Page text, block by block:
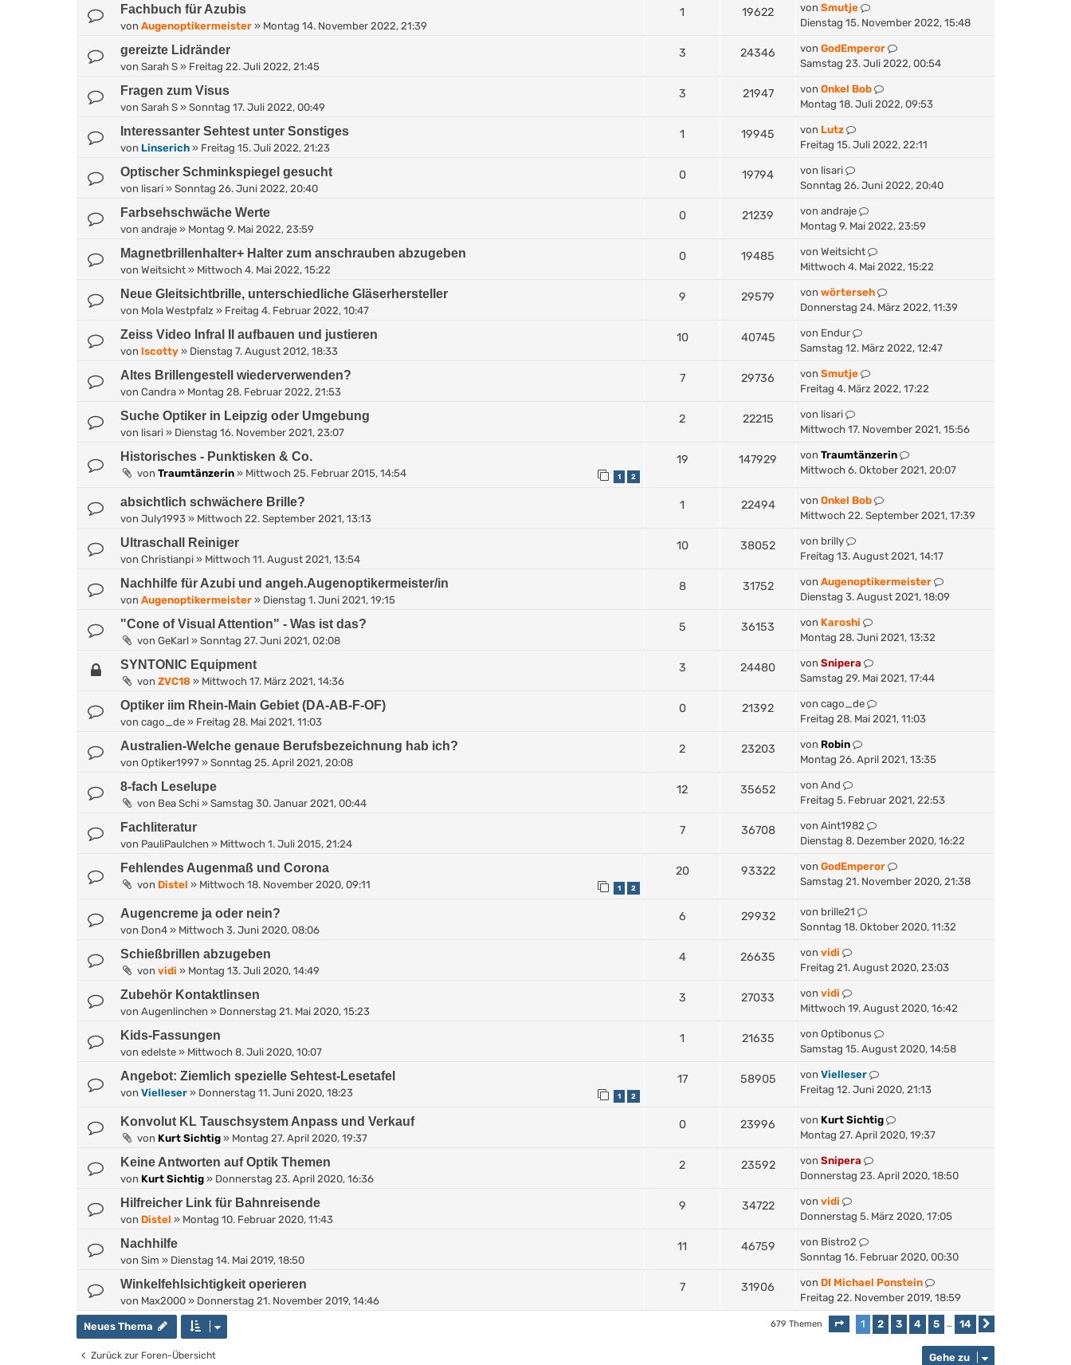
Fachbuch für Azubis
von Augenoptikermeister » Montag 14. November 2022, 21:39
1 19622 von Smutje
Dienstag 15. November 2022, 15:48
gereizte Lidränder
von Sarah S » Freitag 22. Juli 2022, 21:45
3 24346 von GodEmperor
Samstag 23. Juli 2022, 00:54
Fragen zum Visus
von Sarah S » Sonntag 17. Juli 2022, 00:49
3 21947 von Onkel Bob
Montag 18. Juli 2022, 09:53
Interessanter Sehtest unter Sonstiges
von Linserich » Freitag 15. Juli 2022, 21:23
1 19945 von Lutz
Freitag 15. Juli 2022, 22:11
Optischer Schminkspiegel gesucht
von lisari » Sonntag 26. Juni 2022, 20:40
0 19794 von lisari
Sonntag 26. Juni 2022, 20:40
Farbsehschwäche Werte
von andraje » Montag 9. Mai 2022, 23:59
0 21239 von andraje
Montag 9. Mai 2022, 23:59
Magnetbrillenhalter+ Halter zum anschrauben abzugeben
von Weitsicht » Mittwoch 4. Mai 2022, 15:22
0 19485 von Weitsicht
Mittwoch 4. Mai 2022, 15:22
Neue Gleitsichtbrille, unterschiedliche Gläserhersteller
von Mola Westpfalz » Freitag 4. Februar 2022, 10:47
9 29579 von wörterseh
Donnerstag 24. März 2022, 11:39
Zeiss Video Infral II aufbauen und justieren
von lscotty » Dienstag 7. August 2012, 18:33
10 40745 von Endur
Samstag 12. März 2022, 12:47
Altes Brillengestell wiederverwenden?
von Candra » Montag 28. Februar 2022, 21:53
7 29736 von Smutje
Freitag 4. März 2022, 17:22
Suche Optiker in Leipzig oder Umgebung
von lisari » Dienstag 16. November 2021, 23:07
2 22215 von lisari
Mittwoch 17. November 2021, 15:56
Historisches - Punktisken & Co.
von Traumtänzerin » Mittwoch 25. Februar 2015, 14:54 1 2
19 147929 von Traumtänzerin
Mittwoch 6. Oktober 2021, 20:07
absichtlich schwächere Brille?
von July1993 » Mittwoch 22. September 2021, 13:13
1 22494 von Onkel Bob
Mittwoch 22. September 2021, 17:39
Ultraschall Reiniger
von Christianpi » Mittwoch 11. August 2021, 13:54
10 38052 von brilly
Freitag 13. August 2021, 14:17
Nachhilfe für Azubi und angeh.Augenoptikermeister/in
von Augenoptikermeister » Dienstag 1. Juni 2021, 19:15
8 31752 von Augenoptikermeister
Dienstag 3. August 2021, 18:09
"Cone of Visual Attention" - Was ist das?
von GeKarl » Sonntag 27. Juni 2021, 02:08
5 36153 von Karoshi
Montag 28. Juni 2021, 13:32
SYNTONIC Equipment
von ZVC18 » Mittwoch 17. März 2021, 14:36
3 24480 von Snipera
Samstag 29. Mai 2021, 17:44
Optiker iim Rhein-Main Gebiet (DA-AB-F-OF)
von cago_de » Freitag 28. Mai 2021, 11:03
0 21392 von cago_de
Freitag 28. Mai 2021, 11:03
Australien-Welche genaue Berufsbezeichnung hab ich?
von Optiker1997 » Sonntag 25. April 2021, 20:08
2 23203 von Robin
Montag 26. April 2021, 13:35
8-fach Leselupe
von Bea Schi » Samstag 30. Januar 2021, 00:44
12 35652 von And
Freitag 5. Februar 2021, 22:53
Fachliteratur
von PauliPaulchen » Mittwoch 1. Juli 2015, 21:24
7 36708 von Aint1982
Dienstag 8. Dezember 2020, 16:22
Fehlendes Augenmaß und Corona
von Distel » Mittwoch 18. November 2020, 09:11 1 2
20 93322 von GodEmperor
Samstag 21. November 2020, 21:38
Augencreme ja oder nein?
von Don4 » Mittwoch 3. Juni 2020, 08:06
6 29932 von brille21
Sonntag 18. Oktober 2020, 11:32
Schießbrillen abzugeben
von vidi » Montag 13. Juli 2020, 14:49
4 26635 von vidi
Freitag 21. August 2020, 23:03
Zubehör Kontaktlinsen
von Augenlinchen » Donnerstag 21. Mai 2020, 15:23
3 27033 von vidi
Mittwoch 19. August 2020, 16:42
Kids-Fassungen
von edelste » Mittwoch 8. Juli 2020, 10:07
1 21635 von Optibonus
Samstag 15. August 2020, 14:58
Angebot: Ziemlich spezielle Sehtest-Lesetafel
von Vielleser » Donnerstag 11. Juni 2020, 18:23 1 2
17 58905 von Vielleser
Freitag 12. Juni 2020, 21:13
Konvolut KL Tauschsystem Anpass und Verkauf
von Kurt Sichtig » Montag 27. April 2020, 19:37
0 23996 von Kurt Sichtig
Montag 27. April 2020, 19:37
Keine Antworten auf Optik Themen
von Kurt Sichtig » Donnerstag 23. April 2020, 16:36
2 23592 von Snipera
Donnerstag 23. April 2020, 18:50
Hilfreicher Link für Bahnreisende
von Distel » Montag 10. Februar 2020, 11:43
9 34722 von vidi
Donnerstag 5. März 2020, 17:05
Nachhilfe
von Sim » Dienstag 14. Mai 2019, 18:50
11 46759 von Bistro2
Sonntag 16. Februar 2020, 00:30
Winkelfehlsichtigkeit operieren
von Max2000 » Donnerstag 21. November 2019, 14:46
7 31906 von DI Michael Ponstein
Freitag 22. November 2019, 18:59
Neues Thema 679 Themen Seite 1von 14
1 2 3 4 5 … 14
Zurück zur Foren-Übersicht Gehe zu